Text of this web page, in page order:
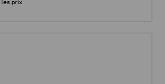
prix.